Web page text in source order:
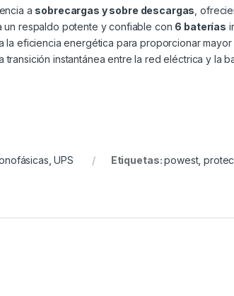
a sobrecargas y sobre descargas ,
un respaldo potente y confiable con 6 baterías
la eficiencia energética para proporcionar
transición instantánea entre la red eléctrica y la
,UPS Etiquetas:powest,